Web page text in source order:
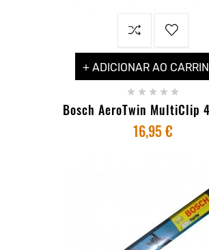
+ ADICIONAR AO
    
Bosch AeroTwin MultiClip
16,95 €